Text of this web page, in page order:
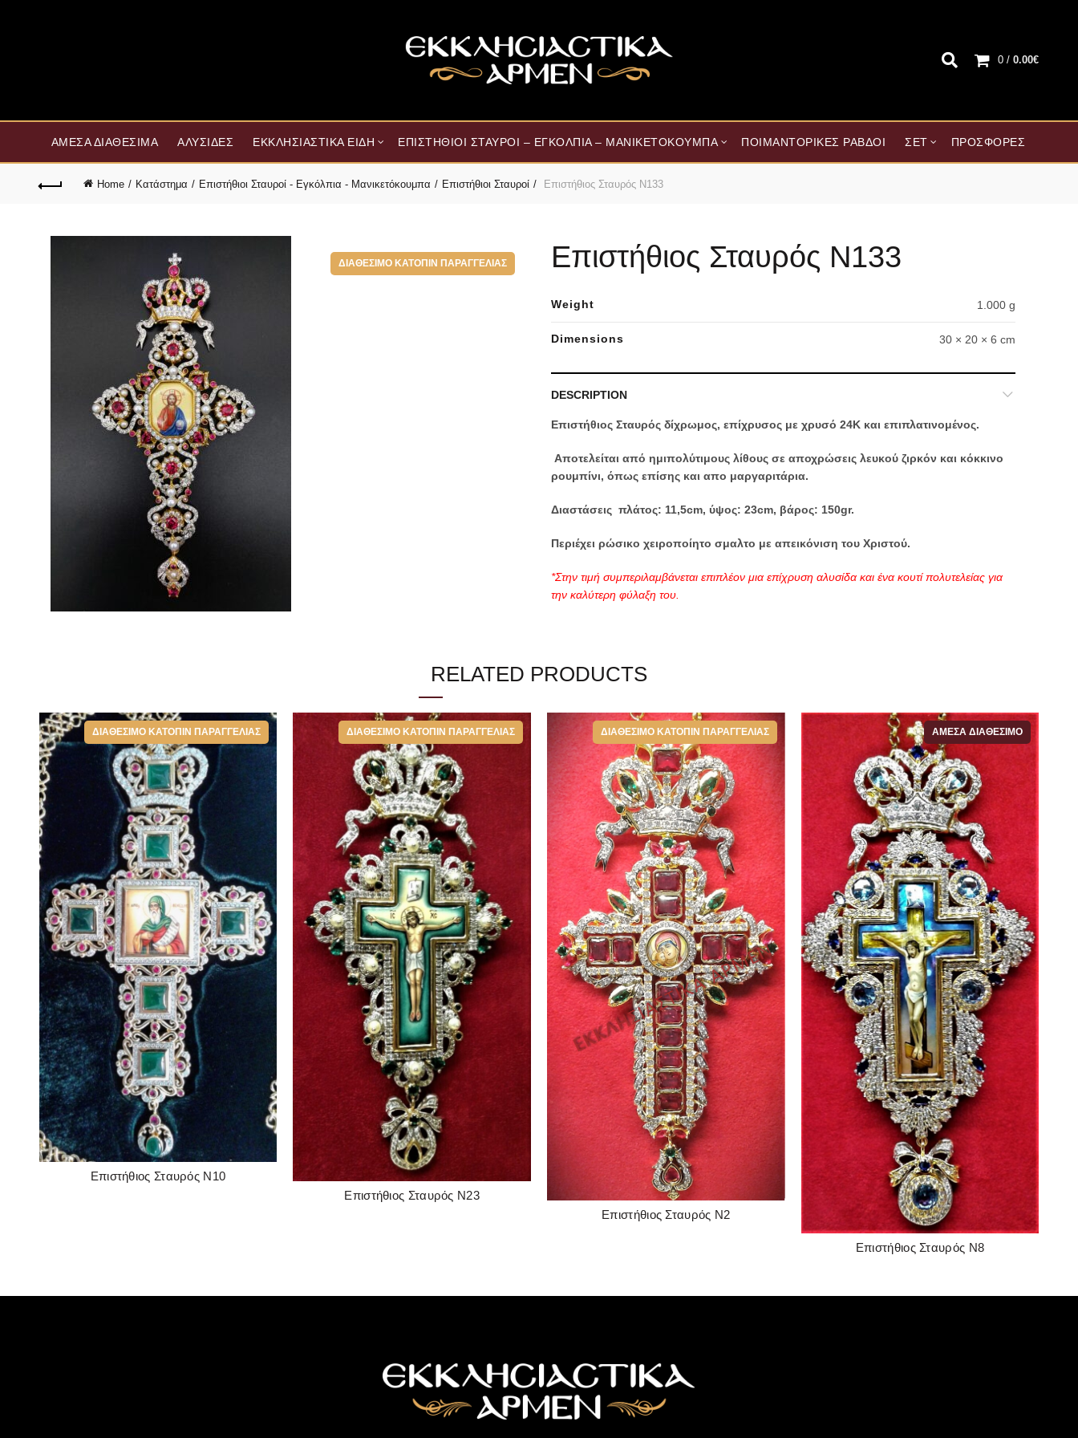
0 / 0.00€
ΆΜΕΣΑ ΔΙΑΘΈΣΙΜΑ ΑΛΥΣΊΔΕΣ ΕΚΚΛΗΣΙΑΣΤΙΚΆ ΕΊΔΗ ΕΠΙΣΤΉΘΙΟΙ ΣΤΑΥΡΟΊ – ΕΓΚΌΛΠΙΑ – ΜΑΝΙΚΕΤΌΚΟΥΜΠΑ ΠΟΙΜΑΝΤΟΡΙΚΈΣ ΡΆΒΔΟΙ ΣΕΤ ΠΡΟΣΦΟΡΈΣ
Home Κατάστημα Επιστήθιοι Σταυροί - Εγκόλπια - Μανικετόκουμπα Επιστήθιοι Σταυροί Επιστήθιος Σταυρός Ν133
ΔΙΑΘΈΣΙΜΟ ΚΑΤΌΠΙΝ ΠΑΡΑΓΓΕΛΊΑΣ Επιστήθιος Σταυρός Ν133
Weight 1.000 g
Dimensions 30 × 20 × 6 cm
DESCRIPTION
Επιστήθιος Σταυρός δίχρωμος, επίχρυσος με χρυσό 24Κ και επιπλατινομένος.
Αποτελείται από ημιπολύτιμους λίθους σε αποχρώσεις λευκού ζιρκόν και κόκκινο
ρουμπίνι, όπως επίσης και απο μαργαριτάρια.
Διαστάσεις πλάτος: 11,5cm, ύψος: 23cm, βάρος: 150gr.
Περιέχει ρώσικο χειροποίητο σμαλτο με απεικόνιση του Χριστού.
*Στην τιμή συμπεριλαμβάνεται επιπλέον μια επίχρυση αλυσίδα και ένα κουτί πολυτελείας για
την καλύτερη φύλαξη του.
RELATED PRODUCTS
ΔΙΑΘΈΣΙΜΟ ΚΑΤΌΠΙΝ ΠΑΡΑΓΓΕΛΊΑΣ
READ MORE
Επιστήθιος Σταυρός Ν10
ΔΙΑΘΈΣΙΜΟ ΚΑΤΌΠΙΝ ΠΑΡΑΓΓΕΛΊΑΣ
READ MORE
Επιστήθιος Σταυρός Ν23
ΔΙΑΘΈΣΙΜΟ ΚΑΤΌΠΙΝ ΠΑΡΑΓΓΕΛΊΑΣ
READ MORE
Επιστήθιος Σταυρός Ν2
ΆΜΕΣΑ ΔΙΑΘΈΣΙΜΟ
READ MORE
Επιστήθιος Σταυρός Ν8